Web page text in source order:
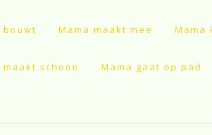
bouwt Mama maakt mee Mama
maakt schoon Mama gaat op pad